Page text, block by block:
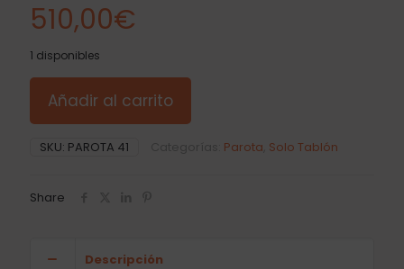
510,00€
1 disponibles
Añadir al carrito
SKU: PAROTA 41 Parota Solo Tablón
Share
Descripción